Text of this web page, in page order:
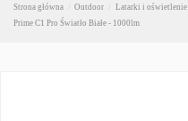
Strona główna Outdoor Latarki i oświetlenie
Prime C1 Pro Światło Białe - 1000lm